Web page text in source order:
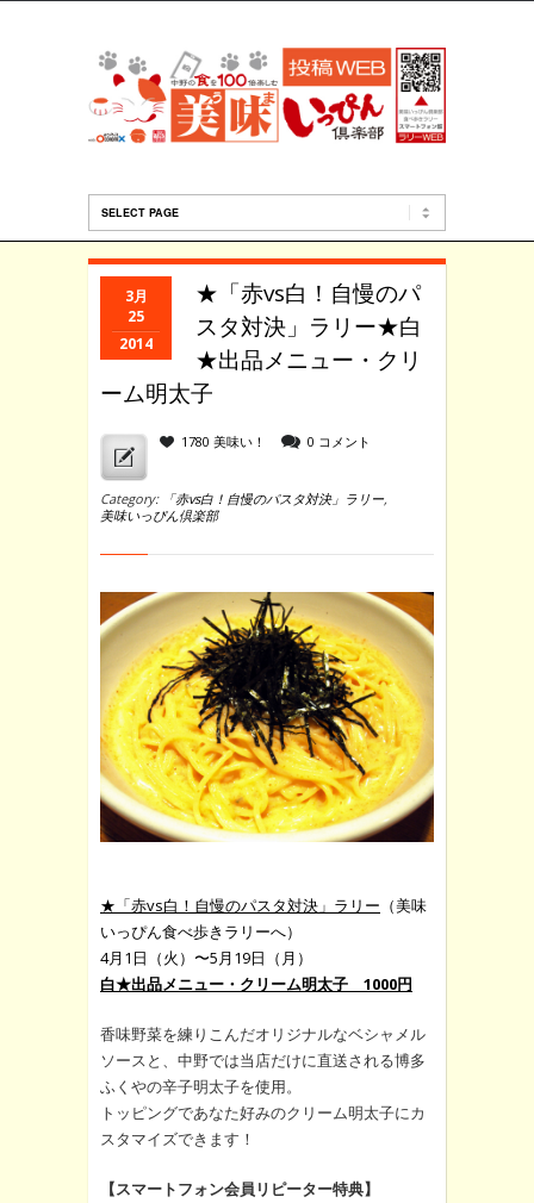
3月
25
2014
★「赤vs白！自慢のパ
スタ対決」ラリー★白
★出品メニュー・クリ
ーム明太子
1780 美味い！ 0 コメント
Category: 「赤vs白！自慢のパスタ対決」ラリー,
美味いっぴん倶楽部
★「赤vs白！自慢のパスタ対決」ラリー （美味
いっぴん食べ歩きラリーへ）
4月1日（火）〜5月19日（月）
白★出品メニュー・クリーム明太子 1000円
香味野菜を練りこんだオリジナルなベシャメル
ソースと、中野では当店だけに直送される博多
ふくやの辛子明太子を使用。
トッピングであなた好みのクリーム明太子にカ
スタマイズできます！
【スマートフォン会員リピーター特典】